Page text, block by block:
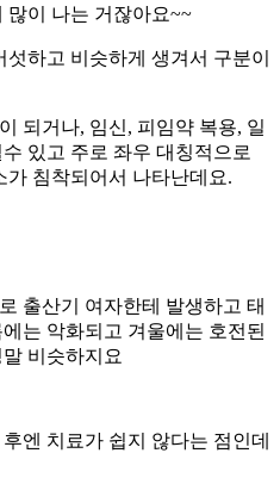
많이 나는 거잖아요~~
섯하고 비슷하게 생겨서 구분이
되거나, 임신, 피임약 복용, 일
있고 주로 좌우 대칭적으로
가 침착되어서 나타난데요.
출산기 여자한테 발생하고 태
는 악화되고 겨울에는 호전된
비슷하지요
엔 치료가 쉽지 않다는 점인데